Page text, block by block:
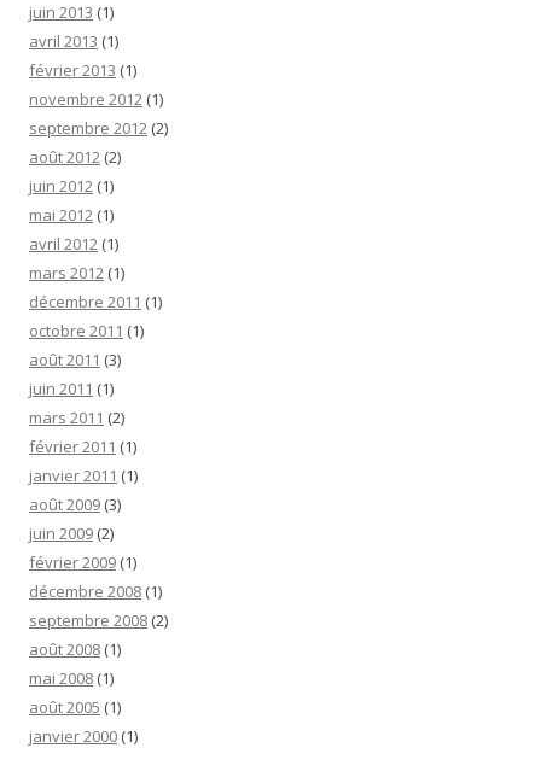
juin 2013 (1)
avril 2013 (1)
février 2013 (1)
novembre 2012 (1)
septembre 2012 (2)
août 2012 (2)
juin 2012 (1)
mai 2012 (1)
avril 2012 (1)
mars 2012 (1)
décembre 2011 (1)
octobre 2011 (1)
août 2011 (3)
juin 2011 (1)
mars 2011 (2)
février 2011 (1)
janvier 2011 (1)
août 2009 (3)
juin 2009 (2)
février 2009 (1)
décembre 2008 (1)
septembre 2008 (2)
août 2008 (1)
mai 2008 (1)
août 2005 (1)
janvier 2000 (1)